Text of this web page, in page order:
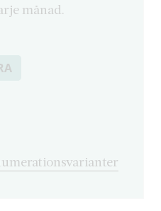
månad.